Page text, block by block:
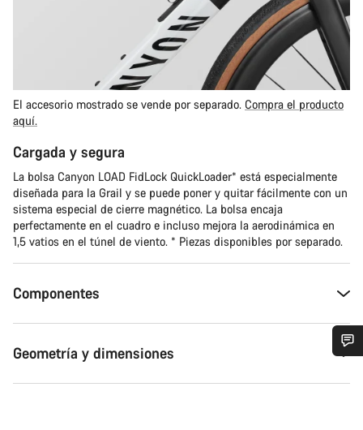
El accesorio mostrado se vende por separado. Compra el producto
aquí.
Cargada y segura
La bolsa Canyon LOAD FidLock QuickLoader* está especialmente
diseñada para la Grail y se puede poner y quitar fácilmente con un
sistema especial de cierre magnético. La bolsa encaja
perfectamente en el cuadro e incluso mejora la aerodinámica en
1,5 vatios en el túnel de viento. * Piezas disponibles por separado.
Componentes
Geometría y dimensiones